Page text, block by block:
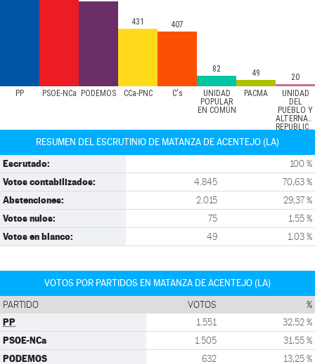
PP PSOE-NCa PODEMOS CCa-PNC C's
UNIDAD
POPULAR
EN COMÚN
PACMA
UNIDAD
DEL
PUEBLO Y
REPUBLICANA
431 407
82 49 20
RESUMEN DEL ESCRUTINIO DE MATANZA DE ACENTEJO (LA)
Escrutado: 100 %
Votos contabilizados: 4.845 70,63 %
Abstenciones: 2.015 29,37 %
Votos nulos: 75 1,55 %
Votos en blanco: 49 1,03 %
VOTOS POR PARTIDOS EN MATANZA DE ACENTEJO (LA)
PARTIDO VOTOS %
PP 1.551 32,52 %
PSOE-NCa 1.505 31,55 %
PODEMOS 632 13,25 %